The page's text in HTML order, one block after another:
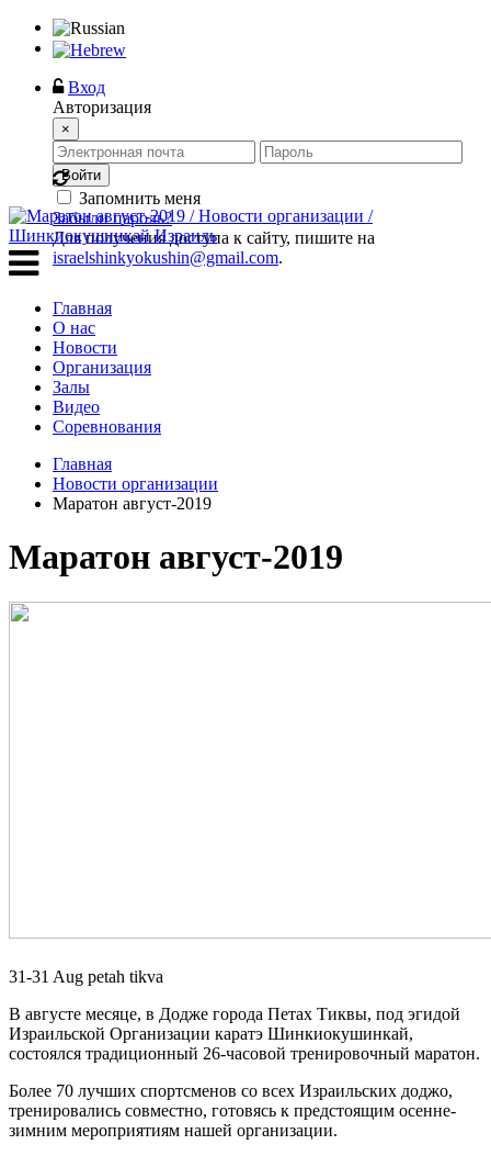
Вход
Авторизация
×
Войти
Запомнить меня
Забыли пароль?
Для получения доступа к сайту, пишите на
israelshinkyokushin@gmail.com.
Главная
О нас
Новости
Организация
Залы
Видео
Соревнования
Главная
Новости организации
Маратон август-2019
Маратон август-2019
31-31 Aug petah tikva
В августе месяце, в Додже города Петах Тиквы, под эгидой
Израильской Организации каратэ Шинкиокушинкай,
состоялся традиционный 26-часовой тренировочный маратон.
Более 70 лучших спортсменов со всех Израильских доджо,
тренировались совместно, готовясь к предстоящим осенне-
зимним мероприятиям нашей организации.